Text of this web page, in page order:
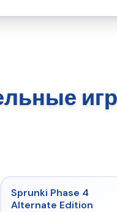
Sprunki Phase 4
Alternate Edition